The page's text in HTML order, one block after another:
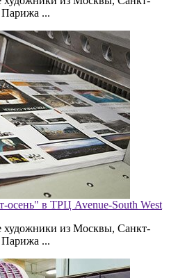
Парижа ...
осень" в ТРЦ Avenue-South West
художники из Москвы, Санкт-
Парижа ...